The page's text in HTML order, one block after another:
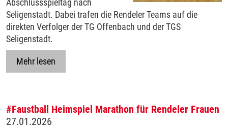
Abschlussspieltag nach
Seligenstadt. Dabei trafen die Rendeler Teams auf die
direkten Verfolger der TG Offenbach und der TGS
Seligenstadt.
Mehr lesen
#Faustball Heimspiel Marathon für Rendeler Frauen
27.01.2026